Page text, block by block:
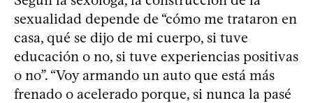
sexualidad depende de “cómo me trataron en
casa, qué se dijo de mi cuerpo, si tuve
educación o no, si tuve experiencias positivas
o no”. “Voy armando un auto que está más
frenado o acelerado porque, si nunca la pasé